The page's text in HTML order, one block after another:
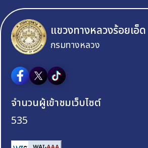
แขวงทางหลวงร้อยเอ็ด
กรมทางหลวง
จำนวนผู้เข้าชมเว็บไซต์
535